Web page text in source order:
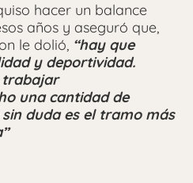
hacer un balance
años y aseguró que,
le dolió, “hay que
y deportividad.
trabajar
una cantidad de
duda es el tramo más